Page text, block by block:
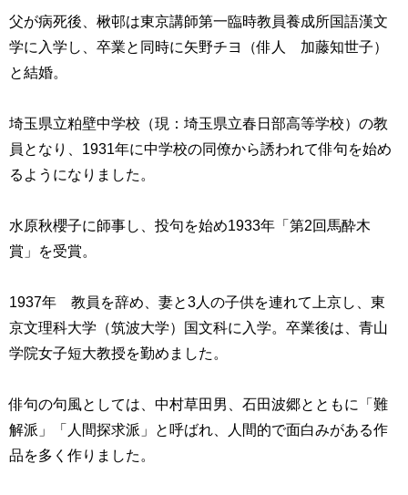
父が病死後、楸邨は東京講師第一臨時教員養成所国語漢文
学に入学し、卒業と同時に矢野チヨ（俳人 加藤知世子）
と結婚。
埼玉県立粕壁中学校（現：埼玉県立春日部高等学校）の教
員となり、 1931年に中学校の同僚から誘われて俳句を始め
るようになりました。
水原秋櫻子に師事し、投句を始め1933年「第2回馬酔木
賞」を受賞。
1937年 教員を辞め、妻と3 人の子供を連れて上京し、東
京文理科大学（筑波大学）国文科に入学。卒業後は、青山
学院女子短大教授を勤めました。
俳句の句風としては、中村草田男、石田波郷とともに「難
解派」「人間探求派」と呼ばれ、人間的で面白みがある作
品を多く作りました。